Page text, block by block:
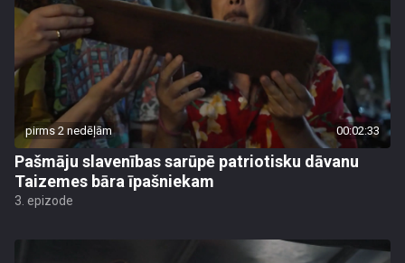
pirms 2 nedēļām 00:02:33
Pašmāju slavenības sarūpē patriotisku dāvanu
Taizemes bāra īpašniekam
3. epizode